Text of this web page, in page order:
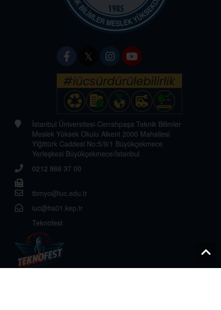
İstanbul Üniversitesi-Cerrahpaşa Teknik Bilimler
Meslek Yüksek Okulu Alkent 2000 Mahallesi
Yiğittürk Caddesi No:5/9/1 Büyükçekmece
Yerleşkesi Büyükçekmece/İstanbul
0212 866 37 00
tbmyo@iuc.edu.tr
iuc@hs01.kep.tr
Teknofest